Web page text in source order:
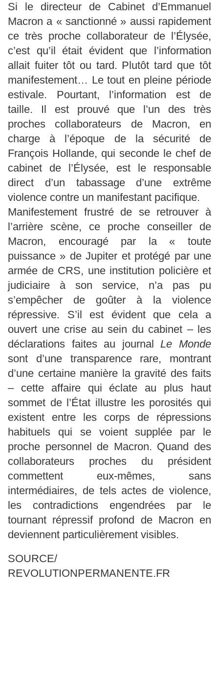
Si le directeur de Cabinet d’Emmanuel
Macron a « sanctionné » aussi rapidement
ce très proche collaborateur de l’Élysée,
c’est qu’il était évident que l’information
allait fuiter tôt ou tard. Plutôt tard que tôt
manifestement… Le tout en pleine période
estivale. Pourtant, l’information est de
taille. Il est prouvé que l’un des très
proches collaborateurs de Macron, en
charge à l’époque de la sécurité de
François Hollande, qui seconde le chef de
cabinet de l’Élysée, est le responsable
direct d’un tabassage d’une extrême
violence contre un manifestant pacifique.
Manifestement frustré de se retrouver à
l’arrière scène, ce proche conseiller de
Macron, encouragé par la « toute
puissance » de Jupiter et protégé par une
armée de CRS, une institution policière et
judiciaire à son service, n’a pas pu
s’empêcher de goûter à la violence
répressive. S’il est évident que cela a
ouvert une crise au sein du cabinet – les
déclarations faites au journalLe Monde
sont d’une transparence rare, montrant
d’une certaine manière la gravité des faits
– cette affaire qui éclate au plus haut
sommet de l’État illustre les porosités qui
existent entre les corps de répressions
habituels qui se voient supplée par le
proche personnel de Macron. Quand des
collaborateurs proches du président
commettent eux-mêmes, sans
intermédiaires, de tels actes de violence,
les contradictions engendrées par le
tournant répressif profond de Macron en
deviennent particulièrement visibles.
SOURCE/
REVOLUTIONPERMANENTE.FR